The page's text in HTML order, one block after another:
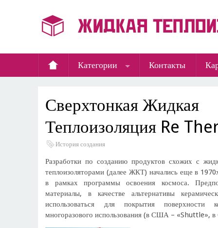
Категории Контакты
Сверхтонкая Жидкая
Теплоизоляция Re
История создания
Разработки по созданию продуктов схожих с
теплоизоляторами (далее ЖКТ) начались еще в
в рамках программы освоения космоса.
материалы, в качестве альтернативы
использоваться для покрытия поверхности
многоразового использования (в США – «Shuttle»,